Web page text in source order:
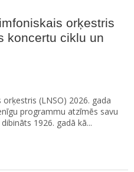
orķestris
koncertu ciklu un
(LNSO) 2026. gada
programmu atzīmēs savu
1926. gadā kā...